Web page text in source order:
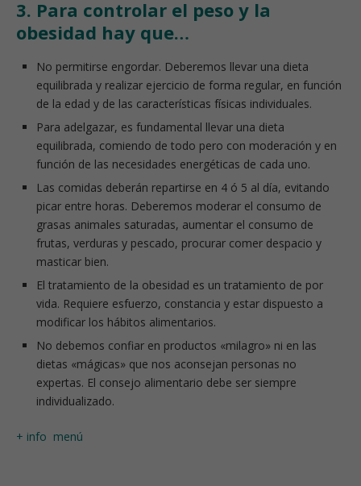
3. Para controlar el peso y la
obesidad hay que…
No permitirse engordar. Deberemos llevar una dieta
equilibrada y realizar ejercicio de forma regular, en función
de la edad y de las características físicas individuales.
Para adelgazar, es fundamental llevar una dieta
equilibrada, comiendo de todo pero con moderación y en
función de las necesidades energéticas de cada uno.
Las comidas deberán repartirse en 4 ó 5 al día, evitando
picar entre horas. Deberemos moderar el consumo de
grasas animales saturadas, aumentar el consumo de
frutas, verduras y pescado, procurar comer despacio y
masticar bien.
El tratamiento de la obesidad es un tratamiento de por
vida. Requiere esfuerzo, constancia y estar dispuesto a
modificar los hábitos alimentarios.
No debemos confiar en productos «milagro» ni en las
dietas «mágicas» que nos aconsejan personas no
expertas. El consejo alimentario debe ser siempre
individualizado.
+ info menú